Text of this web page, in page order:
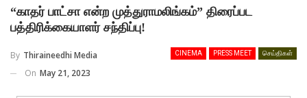
“காதர் பாட்சா என்ற முத்துராமலிங்கம்” திரைப்பட
பத்திரிக்கையாளர் சந்திப்பு!
CINEMA PRESS MEET செய்திகள்
By Thiraineedhi Media
On May 21, 2023